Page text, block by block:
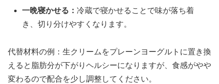
一晩寝かせる：冷蔵で寝かせることで味が落ち着
き、切り分けやすくなります。
代替材料の例：生クリームをプレーンヨーグルトに置き換
えると脂肪分が下がりヘルシーになりますが、食感がやや
変わるので配合を少し調整してください。